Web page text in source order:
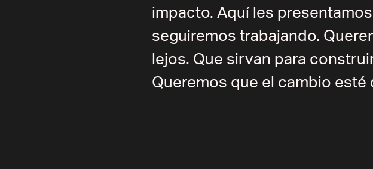
impacto. Aquí les
seguiremos trabajando.
lejos. Que sirvan para
Queremos que el cambio esté